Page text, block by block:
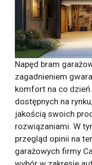
Napęd bram
zagadnieniem
komfort na co
dostępnych na rynku,
jakością swoich
rozwiązaniami. W
przegląd opinii na
garażowych firmy